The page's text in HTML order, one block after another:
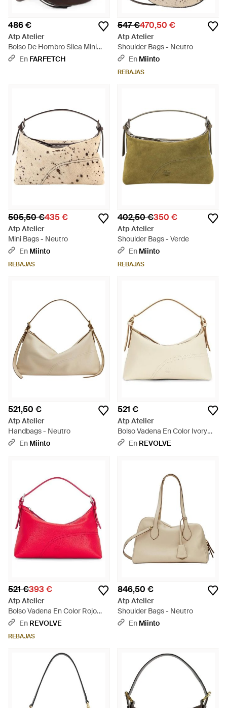
486 €
Atp Atelier
Bolso De Hombro Silea Mini
Con Paneles De Ante - Marrón
En FARFETCH
547 €470,50 €
Atp Atelier
Shoulder Bags - Neutro
En Miinto
REBAJAS
505,50 €435 €
Atp Atelier
Mini Bags - Neutro
En Miinto
REBAJAS
402,50 €350 €
Atp Atelier
Shoulder Bags - Verde
En Miinto
REBAJAS
521,50 €
Atp Atelier
Handbags - Neutro
En Miinto
521 €
Atp Atelier
Bolso Vadena En Color Ivory
Talla - Blanco
En REVOLVE
521 €393 €
Atp Atelier
Bolso Vadena En Color Rojo
Talla - Rojo
En REVOLVE
REBAJAS
846,50 €
Atp Atelier
Shoulder Bags - Neutro
En Miinto